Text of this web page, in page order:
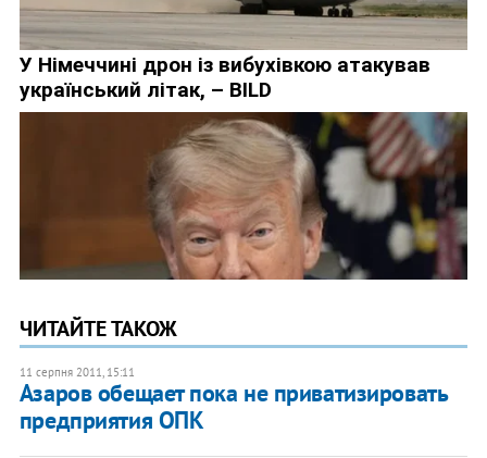
ЧИТАЙТЕ ТАКОЖ
11 серпня 2011, 15:11
Азаров обещает пока не приватизировать
предприятия ОПК